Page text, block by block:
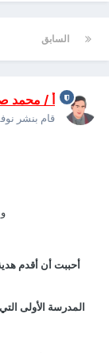
السابق
أ / محمد
قام بنشر
أحببت أن أقدم
المدرسة الأولى